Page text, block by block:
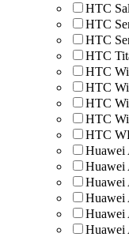
HTC
HTC
HTC
HTC
HTC
HTC
HTC
HTC
HTC
Huawei
Huawei
Huawei
Huawei
Huawei
Huawei